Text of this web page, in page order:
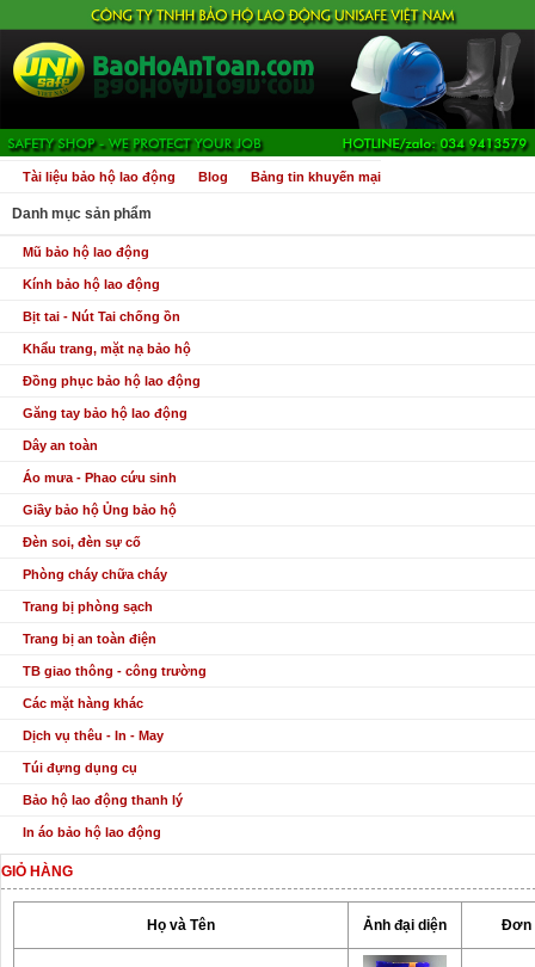
Tài liệu bảo hộ lao động Blog Bảng tin khuyến mại
Danh mục sản phẩm
Mũ bảo hộ lao động
Kính bảo hộ lao động
Bịt tai - Nút Tai chống ồn
Khẩu trang, mặt nạ bảo hộ
Đồng phục bảo hộ lao động
Găng tay bảo hộ lao động
Dây an toàn
Áo mưa - Phao cứu sinh
Giầy bảo hộ Ủng bảo hộ
Đèn soi, đèn sự cố
Phòng cháy chữa cháy
Trang bị phòng sạch
Trang bị an toàn điện
TB giao thông - công trường
Các mặt hàng khác
Dịch vụ thêu - In - May
Túi đựng dụng cụ
Bảo hộ lao động thanh lý
In áo bảo hộ lao động
GIỎ HÀNG
Họ và Tên Ảnh đại diện Đơn